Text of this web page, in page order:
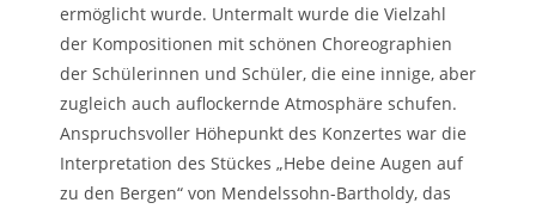
ermöglicht wurde. Untermalt wurde die Vielzahl
der Kompositionen mit schönen Choreographien
der Schülerinnen und Schüler, die eine innige, aber
zugleich auch auflockernde Atmosphäre schufen.
Anspruchsvoller Höhepunkt des Konzertes war die
Interpretation des Stückes „Hebe deine Augen auf
zu den Bergen“ von Mendelssohn-Bartholdy, das